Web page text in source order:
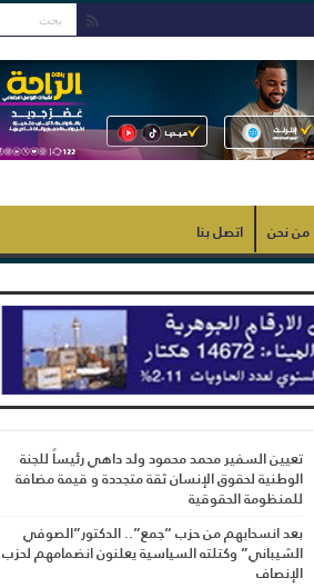
من نحن اتصل بنا
تعيين السفير محمد محمود ولد داهي رئيساً للجنة
الوطنية لحقوق الإنسان ثقة متجددة و قيمة مضافة
للمنظومة الحقوقية
بعد انسحابهم من حزب “جمع”.. الدكتور”الصوفي
الشيباني” وكتلته السياسية يعلنون انضمامهم لحزب
الإنصاف